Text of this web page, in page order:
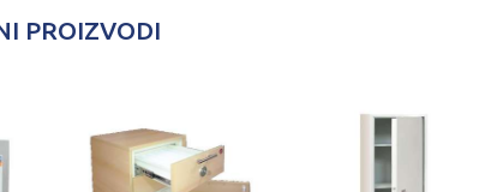
PROIZVODI